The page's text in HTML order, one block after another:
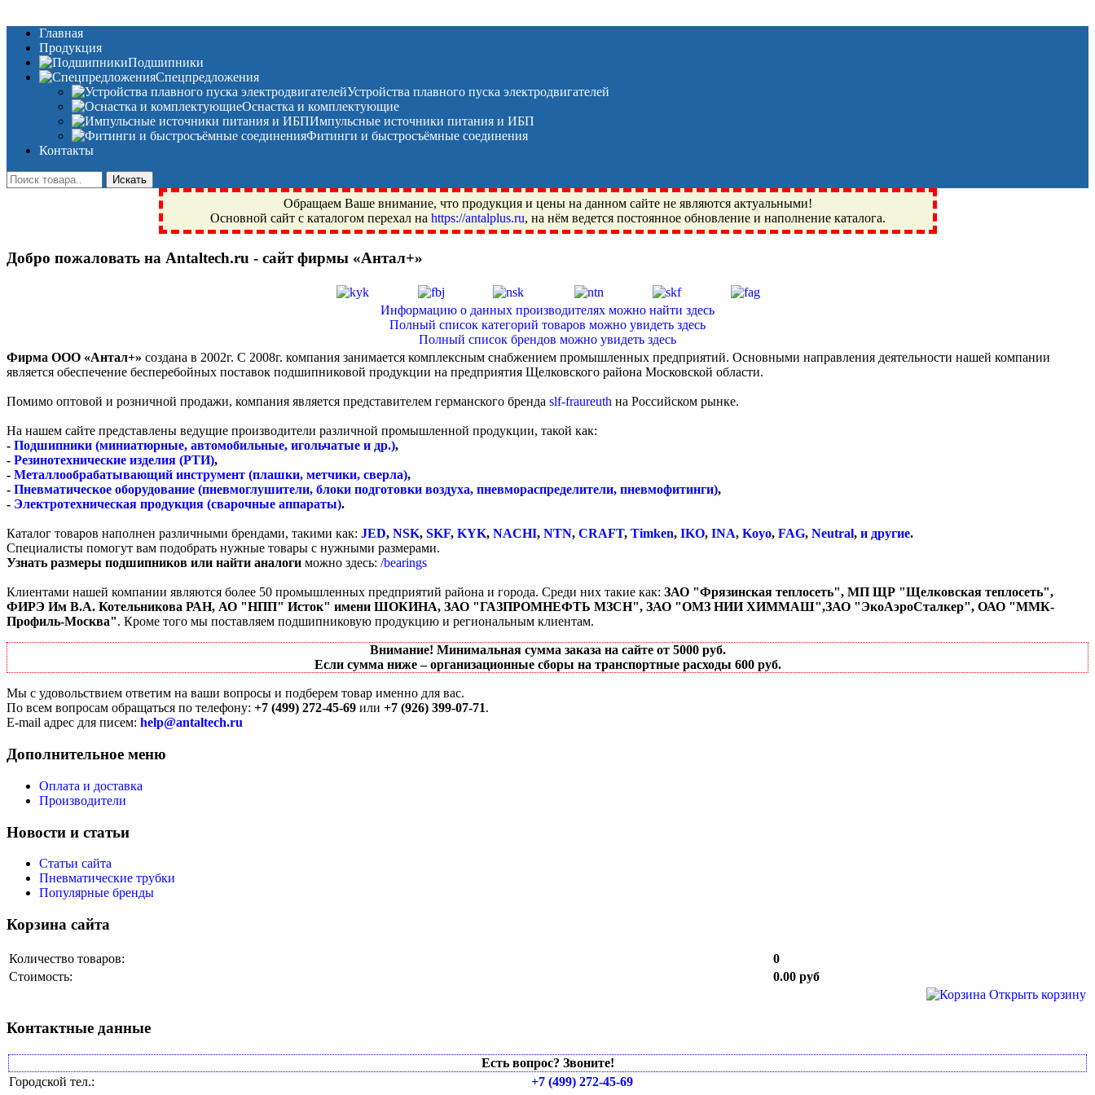
Главная
Продукция
Подшипники
Спецпредложения
Устройства плавного пуска электродвигателей
Оснастка и комплектующие
Импульсные источники питания и ИБП
Фитинги и быстросъёмные соединения
Контакты
Обращаем Ваше внимание, что продукция и цены на данном сайте не являются актуальными!
Основной сайт с каталогом перехал на https://antalplus.ru, на нём ведется постоянное обновление и наполнение каталога.
Фрязино, Антал+, плюс, Свердловский, Загорянский, Юбилейный, Щелково, Москва, Пушкино, Королёв, Балашиха, Фряново, Монино, Ивантеевка, подшипники, пневматика, метизы,
Добро пожаловать на Antaltech.ru - сайт фирмы «Антал+»
Информацию о данных производителях можно найти здесь
Полный список категорий товаров можно увидеть здесь
Полный список брендов можно увидеть здесь
Фирма ООО «Антал+» создана в 2002г. С 2008г. компания занимается комплексным снабжением промышленных предприятий. Основными направления деятельности нашей компании
является обеспечение бесперебойных поставок подшипниковой продукции на предприятия Щелковского района Московской области.
Помимо оптовой и розничной продажи, компания является представителем германского бренда slf-fraureuth на Российском рынке.
На нашем сайте представлены ведущие производители различной промышленной продукции, такой как:
- Подшипники (миниатюрные, автомобильные, игольчатые и др.),
- Резинотехнические изделия (РТИ),
- Металлообрабатывающий инструмент (плашки, метчики, сверла),
- Пневматическое оборудование (пневмоглушители, блоки подготовки воздуха, пневмораспределители, пневмофитинги),
- Электротехническая продукция (сварочные аппараты).
Каталог товаров наполнен различными брендами, такими как: JED, NSK, SKF, KYK, NACHI, NTN, CRAFT, Timken, IKO, INA, Koyo, FAG, Neutral, и другие.
Специалисты помогут вам подобрать нужные товары с нужными размерами.
Узнать размеры подшипников или найти аналоги можно здесь: /bearings
Клиентами нашей компании являются более 50 промышленных предприятий района и города. Среди них такие как: ЗАО "Фрязинская теплосеть", МП ЩР "Щелковская теплосеть",
ФИРЭ Им В.А. Котельникова РАН, АО "НПП" Исток" имени ШОКИНА, ЗАО "ГАЗПРОМНЕФТЬ МЗСН", ЗАО "ОМЗ НИИ ХИММАШ",ЗАО "ЭкоАэроСталкер", ОАО "ММК-
Профиль-Москва". Кроме того мы поставляем подшипниковую продукцию и региональным клиентам.
Внимание! Минимальная сумма заказа на сайте от 5000 руб.
Если сумма ниже – организационные сборы на транспортные расходы 600 руб.
Мы с удовольствием ответим на ваши вопросы и подберем товар именно для вас.
По всем вопросам обращаться по телефону: +7 (499) 272-45-69 или +7 (926) 399-07-71.
E-mail адрес для писем: help@antaltech.ru
Дополнительное меню
Оплата и доставка
Производители
Новости и статьи
Статьи сайта
Пневматические трубки
Популярные бренды
Корзина сайта
Количество товаров:
0
Стоимость:
0.00 руб
Открыть корзину
Контактные данные
Есть вопрос? Звоните!
Городской тел.:
+7 (499) 272-45-69